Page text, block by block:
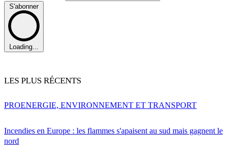
S'abonner
Loading...
LES PLUS RÉCENTS
Incendies en Europe : les flammes s'apaisent au sud mais gagnent le
nord
PROENERGIE, ENVIRONNEMENT ET TRANSPORT